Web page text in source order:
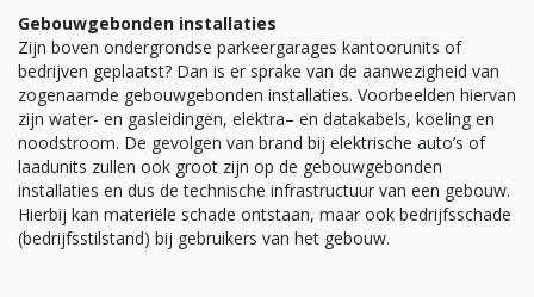
Gebouwgebonden installaties
Zijn boven ondergrondse parkeergarages kantoorunits of
bedrijven geplaatst? Dan is er sprake van de aanwezigheid van
zogenaamde gebouwgebonden installaties. Voorbeelden hiervan
zijn water- en gasleidingen, elektra– en datakabels, koeling en
noodstroom. De gevolgen van brand bij elektrische auto’s of
laadunits zullen ook groot zijn op de gebouwgebonden
installaties en dus de technische infrastructuur van een gebouw.
Hierbij kan materiële schade ontstaan, maar ook bedrijfsschade
(bedrijfsstilstand) bij gebruikers van het gebouw.